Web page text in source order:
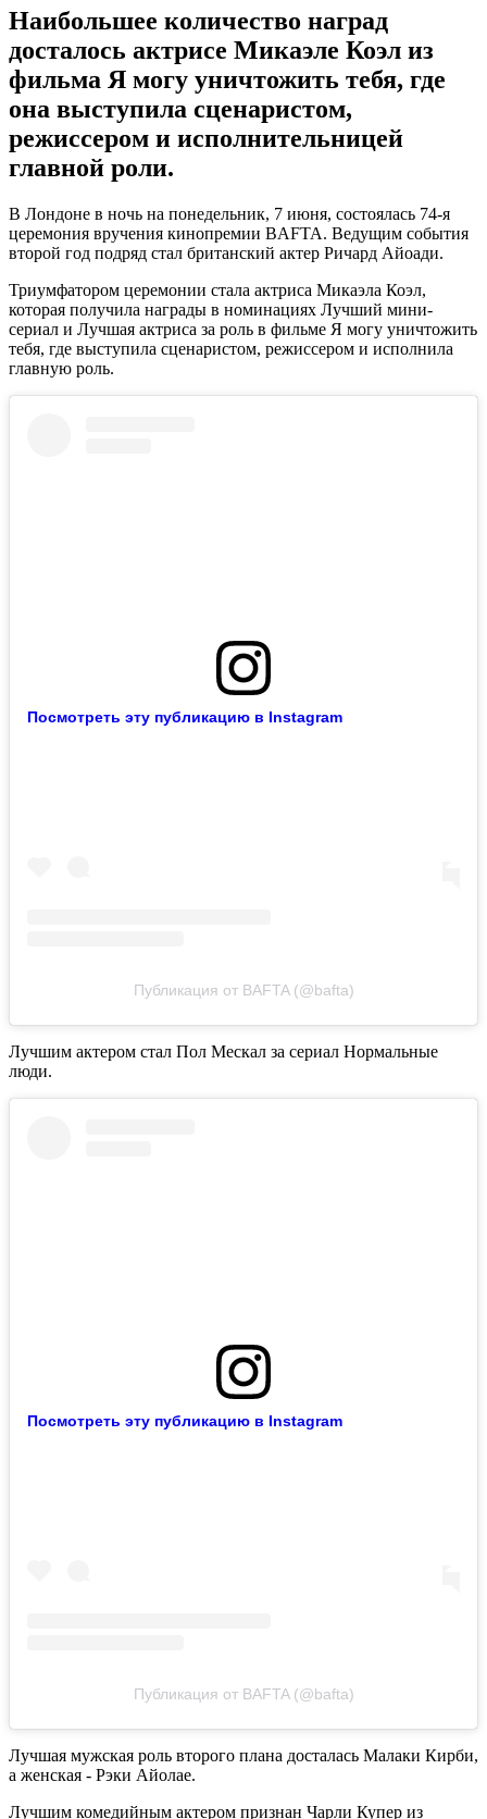
Наибольшее количество наград
досталось актрисе Микаэле Коэл из
фильма Я могу уничтожить тебя, где
она выступила сценаристом,
режиссером и исполнительницей
главной роли.
В Лондоне в ночь на понедельник, 7 июня, состоялась 74-я
церемония вручения кинопремии BAFTA. Ведущим события
второй год подряд стал британский актер Ричард Айоади.
Триумфатором церемонии стала актриса Микаэла Коэл,
которая получила награды в номинациях Лучший мини-
сериал и Лучшая актриса за роль в фильме Я могу уничтожить
тебя, где выступила сценаристом, режиссером и исполнила
главную роль.
Посмотреть эту публикацию в Instagram
Публикация от BAFTA (@bafta)
Лучшим актером стал Пол Мескал за сериал Нормальные
люди.
Посмотреть эту публикацию в Instagram
Публикация от BAFTA (@bafta)
Лучшая мужская роль второго плана досталась Малаки Кирби,
а женская - Рэки Айолае.
Лучшим комедийным актером признан Чарли Купер из